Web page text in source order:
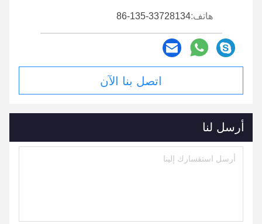
هاتف:86-135-33728134
اتصل بنا الآن
أرسل لنا